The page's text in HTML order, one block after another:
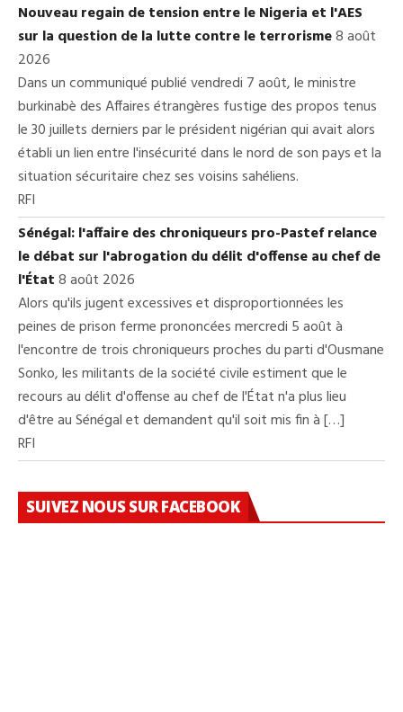
Nouveau regain de tension entre le Nigeria et l'AES
sur la question de la lutte contre le terrorisme8 août
2026
Dans un communiqué publié vendredi 7 août, le ministre
burkinabè des Affaires étrangères fustige des propos tenus
le 30 juillets derniers par le président nigérian qui avait alors
établi un lien entre l'insécurité dans le nord de son pays et la
situation sécuritaire chez ses voisins sahéliens.
RFI
Sénégal: l'affaire des chroniqueurs pro-Pastef relance
le débat sur l'abrogation du délit d'offense au chef de
l'État8 août 2026
Alors qu'ils jugent excessives et disproportionnées les
peines de prison ferme prononcées mercredi 5 août à
l'encontre de trois chroniqueurs proches du parti d'Ousmane
Sonko, les militants de la société civile estiment que le
recours au délit d'offense au chef de l'État n'a plus lieu
d'être au Sénégal et demandent qu'il soit mis fin à […]
RFI
SUIVEZ NOUS SUR FACEBOOK